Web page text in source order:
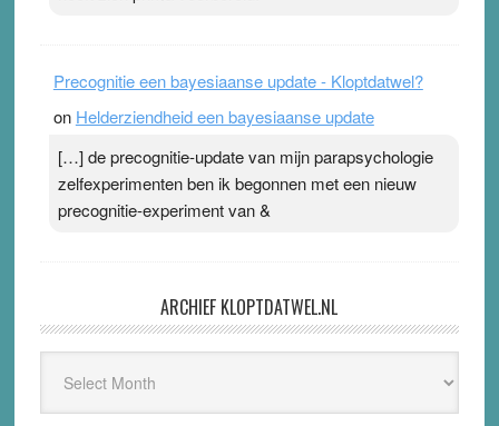
Precognitie een bayesiaanse update - Kloptdatwel?
on Helderziendheid een bayesiaanse update
[…] de precognitie-update van mijn parapsychologie
zelfexperimenten ben ik begonnen met een nieuw
precognitie-experiment van &
ARCHIEF KLOPTDATWEL.NL
Kloptdatwel.nl